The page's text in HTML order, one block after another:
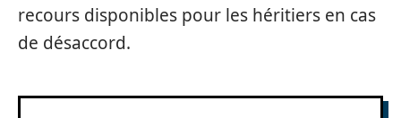
recours disponibles pour les héritiers en cas
de désaccord.